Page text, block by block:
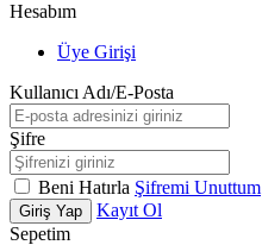
Hesabım
Üye Girişi
Kullanıcı Adı/E-Posta
Şifre
Beni Hatırla Şifremi Unuttum
Giriş Yap
Kayıt Ol
Sepetim